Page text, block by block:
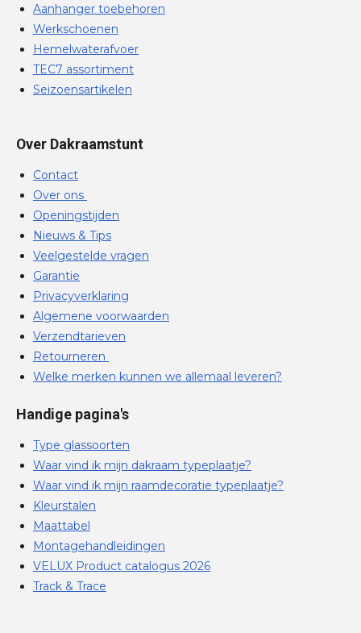
Aanhanger toebehoren
Werkschoenen
Hemelwaterafvoer
TEC7 assortiment
Seizoensartikelen
Over Dakraamstunt
Contact
Over ons
Openingstijden
Nieuws & Tips
Veelgestelde vragen
Garantie
Privacyverklaring
Algemene voorwaarden
Verzendtarieven
Retourneren
Welke merken kunnen we allemaal leveren?
Handige pagina's
Type glassoorten
Waar vind ik mijn dakraam typeplaatje?
Waar vind ik mijn raamdecoratie typeplaatje?
Kleurstalen
Maattabel
Montagehandleidingen
VELUX Product catalogus 2026
Track & Trace